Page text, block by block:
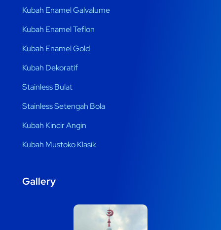
Kubah Enamel Galvalume
Kubah Enamel Teflon
Kubah Enamel Gold
Kubah Dekoratif
Stainless Bulat
Stainless Setengah Bola
Kubah Kincir Angin
Kubah Mustoko Klasik
Gallery